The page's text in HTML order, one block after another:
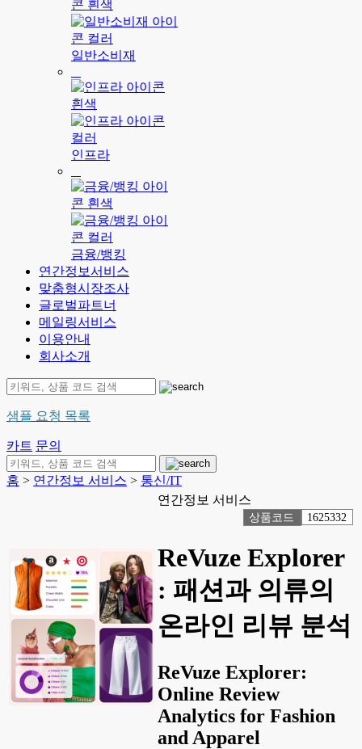
일반소비재
인프라
금융/뱅킹
연간정보서비스
맞춤형시장조사
글로벌파트너
메일링서비스
이용안내
회사소개
샘플 요청 목록
카트 문의
홈 > 연간정보 서비스 > 통신/IT
연간정보 서비스
상품코드 1625332
ReVuze Explorer
: 패션과 의류의
온라인 리뷰 분석
ReVuze Explorer:
Online Review
Analytics for Fashion
and Apparel